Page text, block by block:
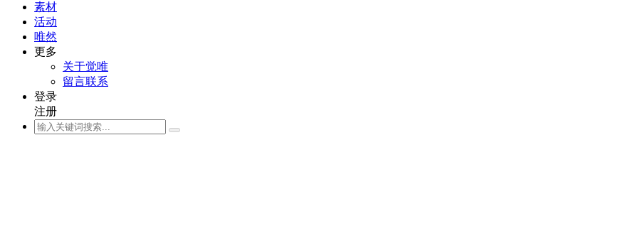
素材
活动
唯然
更多
关于觉唯
留言联系
登录
注册